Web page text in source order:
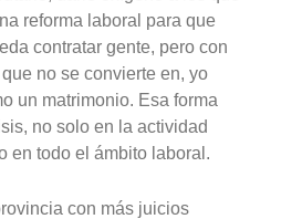
reforma laboral para que
contratar gente, pero con
no se convierte en, yo
un matrimonio. Esa forma
no solo en la actividad
en todo el ámbito laboral.
con más juicios